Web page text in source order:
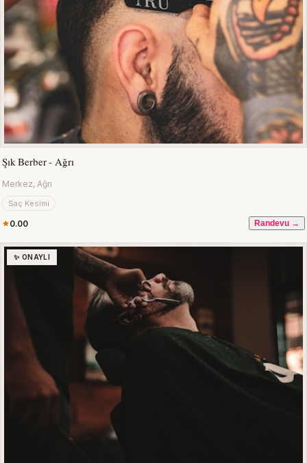
Şık Berber - Ağrı
Merkez, Ağrı
Saç Kesimi
0.00 Randevu →
✨ ONAYLI